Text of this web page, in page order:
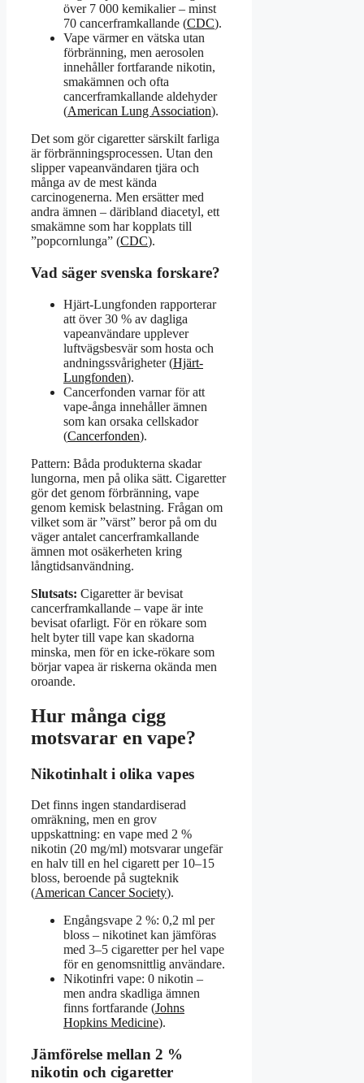
över 7 000 kemikalier – minst
70 cancerframkallande (CDC).
Vape värmer en vätska utan
förbränning, men aerosolen
innehåller fortfarande nikotin,
smakämnen och ofta
cancerframkallande aldehyder
(American Lung Association).
Det som gör cigaretter särskilt farliga
är förbränningsprocessen. Utan den
slipper vapeanvändaren tjära och
många av de mest kända
carcinogenerna. Men ersätter med
andra ämnen – däribland diacetyl, ett
smakämne som har kopplats till
”popcornlunga” (CDC).
Vad säger svenska forskare?
Hjärt-Lungfonden rapporterar
att över 30 % av dagliga
vapeanvändare upplever
luftvägsbesvär som hosta och
andningssvårigheter (Hjärt-
Lungfonden).
Cancerfonden varnar för att
vape-ånga innehåller ämnen
som kan orsaka cellskador
(Cancerfonden).
Pattern: Båda produkterna skadar
lungorna, men på olika sätt. Cigaretter
gör det genom förbränning, vape
genom kemisk belastning. Frågan om
vilket som är ”värst” beror på om du
väger antalet cancerframkallande
ämnen mot osäkerheten kring
långtidsanvändning.
Slutsats: Cigaretter är bevisat
cancerframkallande – vape är inte
bevisat ofarligt. För en rökare som
helt byter till vape kan skadorna
minska, men för en icke-rökare som
börjar vapea är riskerna okända men
oroande.
Hur många cigg
motsvarar en vape?
Nikotinhalt i olika vapes
Det finns ingen standardiserad
omräkning, men en grov
uppskattning: en vape med 2 %
nikotin (20 mg/ml) motsvarar ungefär
en halv till en hel cigarett per 10–15
bloss, beroende på sugteknik
(American Cancer Society).
Engångsvape 2 %: 0,2 ml per
bloss – nikotinet kan jämföras
med 3–5 cigaretter per hel vape
för en genomsnittlig användare.
Nikotinfri vape: 0 nikotin –
men andra skadliga ämnen
finns fortfarande (Johns
Hopkins Medicine).
Jämförelse mellan 2 %
nikotin och cigaretter